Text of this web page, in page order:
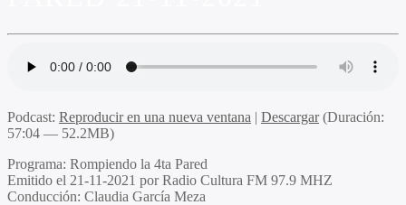
Podcast: Reproducir en una nueva ventana | Descargar(Duración:
57:04 — 52.2MB)
Programa: Rompiendo la 4ta Pared
Emitido el 21-11-2021 por Radio Cultura FM 97.9 MHZ
Conducción: Claudia García Meza